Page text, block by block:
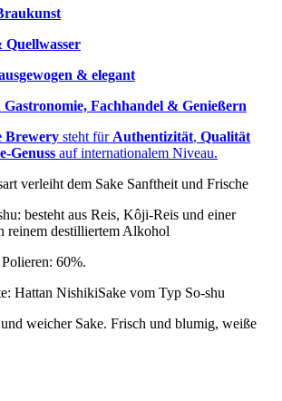
Quellwasser
& elegant
Gastronomie, Fachhandel & Genießern
Brewery steht für Authentizität, Qualität
auf internationalem Niveau.
verleiht dem Sake Sanftheit und Frische
besteht aus Reis, Kôji-Reis und einer
reinem destilliertem Alkohol
60%.
Hattan NishikiSake vom Typ So-shu
weicher Sake. Frisch und blumig, weiße